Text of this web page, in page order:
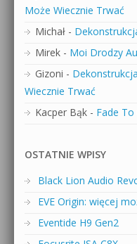
Może Wiecznie Trwać
Michał -
Mirek - Moi Drodzy
Gizoni -
Wiecznie Trwać
Kacper Bąk - Fade
OSTATNIE WPISY
Black Lion Audio
EVE Origin: więcej
Eventide H9 Gen2